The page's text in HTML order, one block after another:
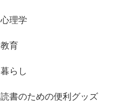
心理学
教育
暮らし
読書のための便利グッズ